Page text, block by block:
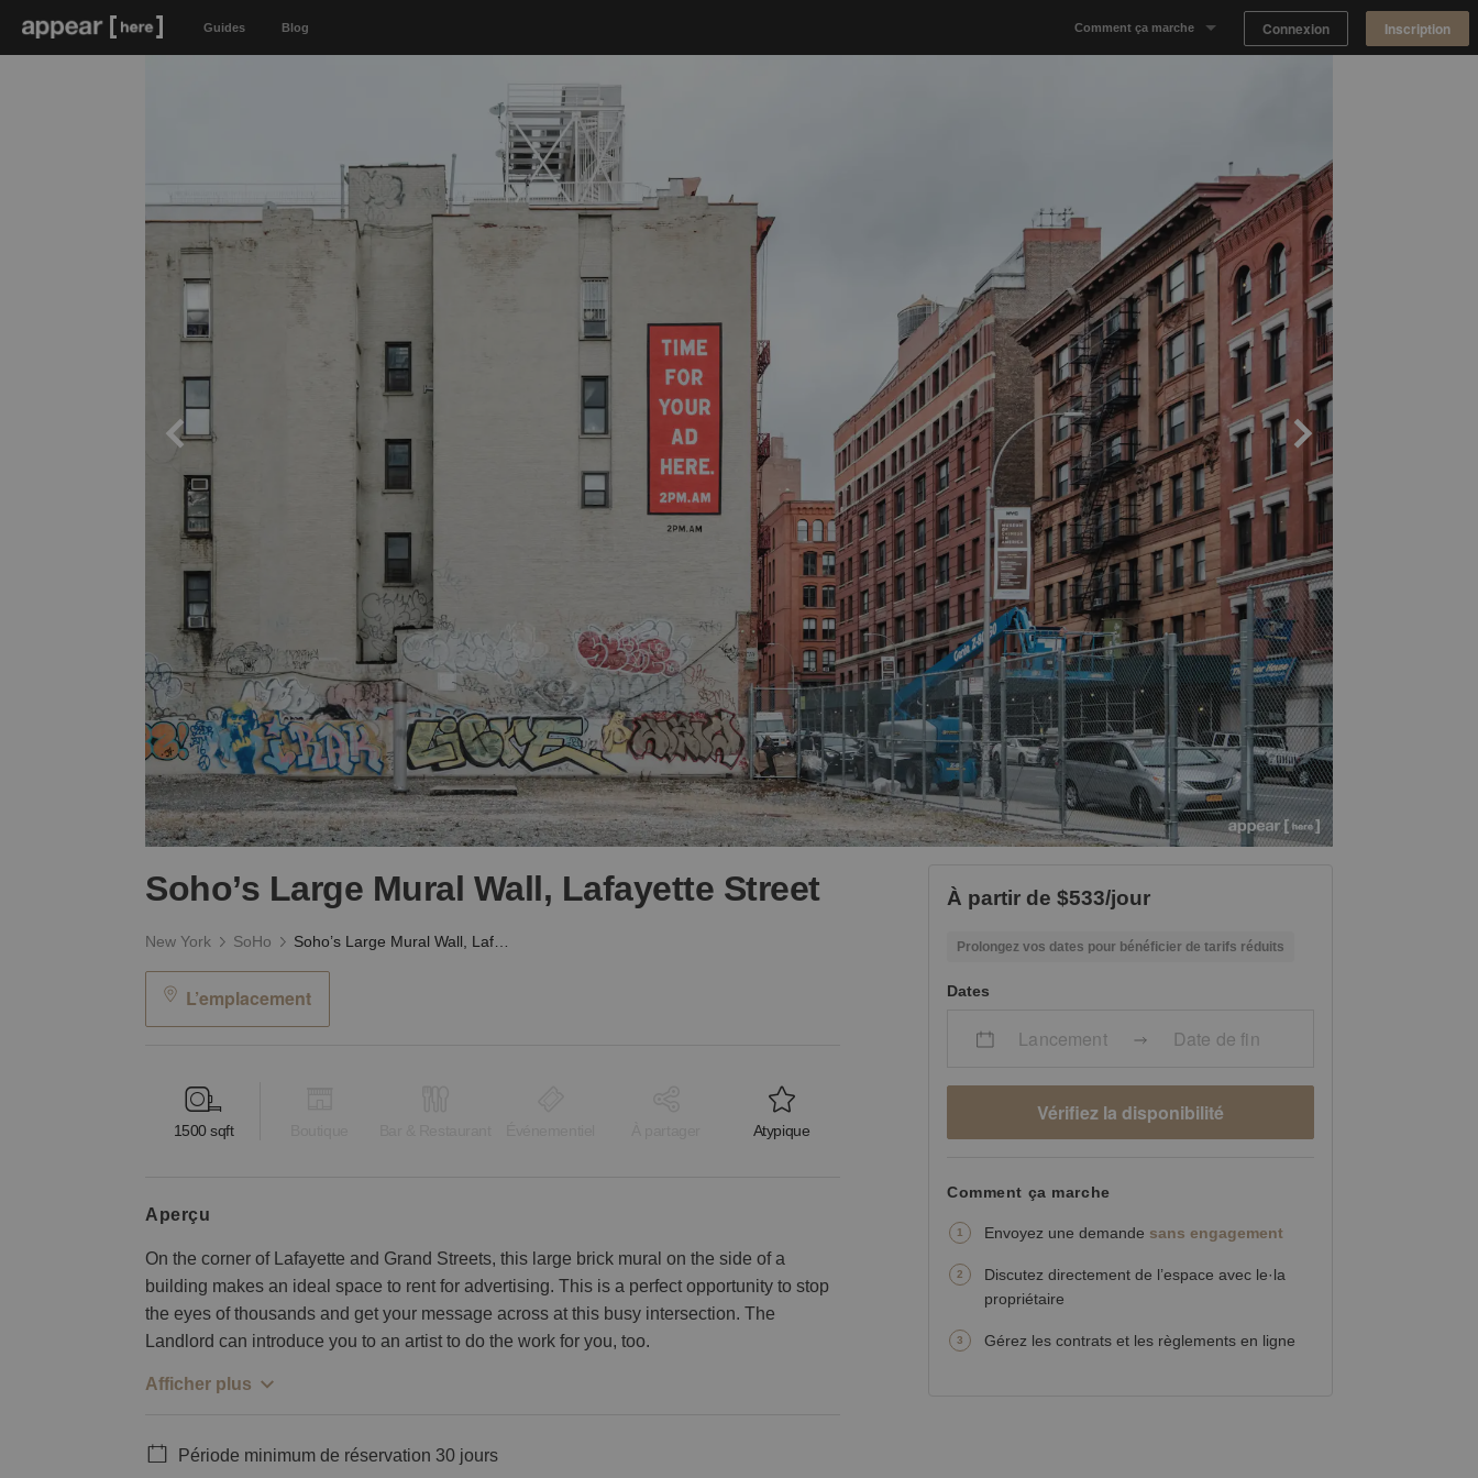
Guides Blog Comment ça marche
Trouver un espace
Tableau de Bord Propriétaire
Connexion Inscription
Soho’s Large Mural Wall, Lafayette Street
New York SoHo
L’emplacement
1500 sqft Atypique
aperçu
On the corner of Lafayette and Grand Streets, this large brick mural on the side of a
building makes an ideal space to rent for advertising. This is a perfect opportunity to stop
the eyes of thousands and get your message across at this busy intersection. The
Landlord can introduce you to an artist to do the work for you, too.
Afficher plus
Période minimum de réservation 30 jours
À partir de $533/jour
Prolongez vos dates pour bénéficier de tarifs réduits
Dates
Lancement Date de fin
Vérifiez la disponibilité
Comment ça marche
Envoyez une demande sans engagement
Discutez directement de l’espace avec le·la
propriétaire
Gérez les contrats et les règlements en ligne